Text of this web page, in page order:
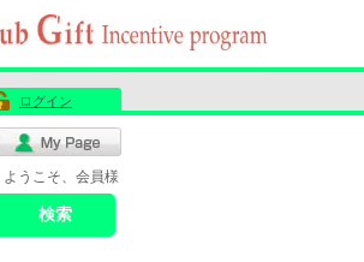
ログイン
ようこそ、会員様
検索